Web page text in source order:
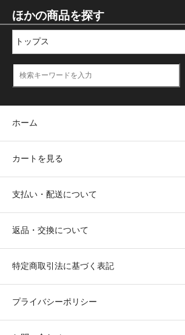
ほかの商品を探す
ホーム
カートを見る
支払い・配送について
返品・交換について
特定商取引法に基づく表記
プライバシーポリシー